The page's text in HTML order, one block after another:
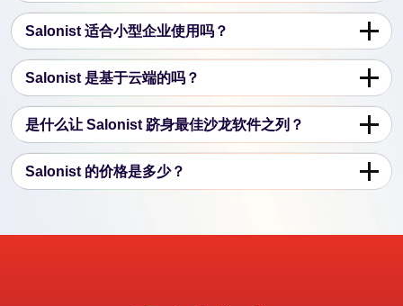
Salonist 适合小型企业使用吗？
Salonist 是基于云端的吗？
是什么让 Salonist 跻身最佳沙龙软件之列？
Salonist 的价格是多少？